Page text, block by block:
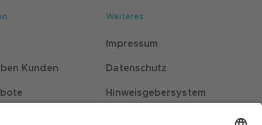
Kunden
Weiteres
Impressum
Datenschutz
Hinweisgebersystem